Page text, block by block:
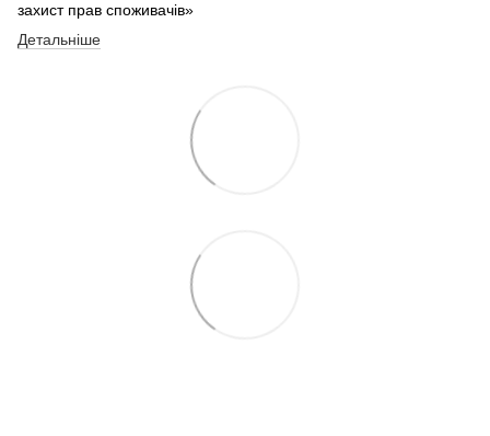
захист прав споживачів»
Детальніше